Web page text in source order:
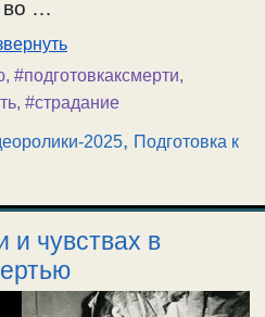
во …
, #подготовкаксмерти,
, #страдание
2025, Подготовка к
и чувствах в